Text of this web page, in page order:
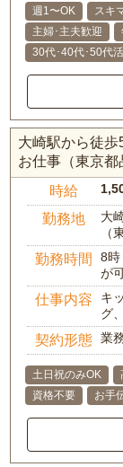
週1〜OK スキ
主婦･主夫歓迎
30代･40代･50代
大崎駅から徒
お仕事（東京都
時給
勤務地
大
（
勤務時間
8時
が
仕事内容
キ
グ
契約形態 業
土日祝のみOK
資格不要
お手